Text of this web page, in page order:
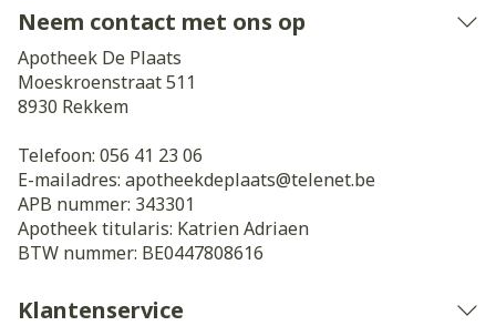
Neem contact met ons op
Apotheek De Plaats
Moeskroenstraat 511
8930 Rekkem
Telefoon: 056 41 23 06
E-mailadres: apotheekdeplaats@telenet.be
APB nummer: 343301
Apotheek titularis: Katrien Adriaen
BTW nummer: BE0447808616
Klantenservice